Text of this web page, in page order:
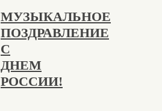
МУЗЫКАЛЬНОЕ
ПОЗДРАВЛЕНИЕ
С
ДНЕМ
РОССИИ!